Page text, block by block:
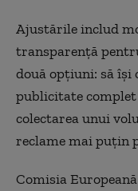
Ajustările includ
transparenţă
două opţiuni: să
publicitate
colectarea unui
reclame mai puţin
Comisia